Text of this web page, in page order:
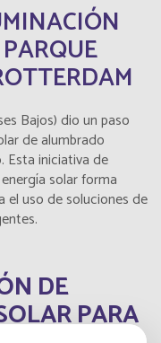
Bajos) dio un paso
de alumbrado
Esta iniciativa de
solar forma
el uso de soluciones de
DE
PARA